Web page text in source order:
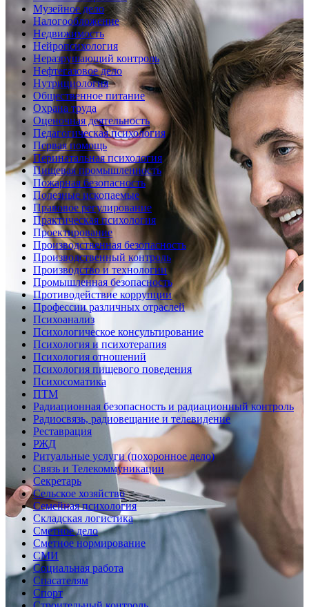
Музейное дело
Налогообложение
Недвижимость
Нейропсихология
Неразрушающий контроль
Нефтегазовое дело
Нутрициология
Общественное питание
Охрана труда
Оценочная деятельность
Педагогическая психология
Первая помощь
Перинатальная психология
Пищевая промышленность
Пожарная безопасность
Полезные ископаемые
Правовое регулирование
Практическая психология
Проектирование
Производственная безопасность
Производственный контроль
Производство и технологии
Промышленная безопасность
Противодействие коррупции
Профессии различных отраслей
Психоанализ
Психологическое консультирование
Психология и психотерапия
Психология отношений
Психология пищевого поведения
Психосоматика
ПТМ
Радиационная безопасность и радиационный контроль
Радиосвязь, радиовещание и телевидение
Реставрация
РЖД
Ритуальные услуги (похоронное дело)
Связь и Телекоммуникации
Секретарь
Сельское хозяйство
Семейная психология
Складская логистика
Сметное дело
Сметное нормирование
СМИ
Социальная работа
Спасателям
Спорт